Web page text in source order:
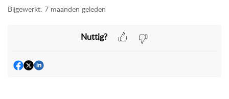
Bijgewerkt: 7 maanden geleden
Nuttig?